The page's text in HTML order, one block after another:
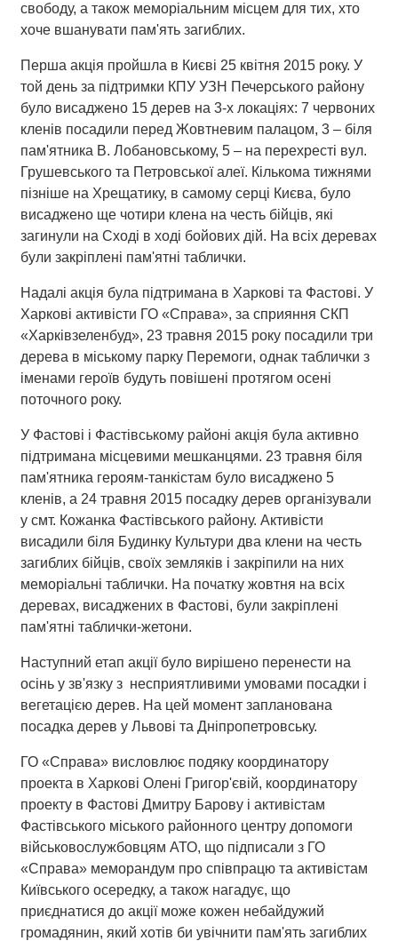
свободу, а також меморіальним місцем для тих, хто
хоче вшанувати пам'ять загиблих.
Перша акція пройшла в Києві 25 квітня 2015 року. У
той день за підтримки КПУ УЗН Печерського району
було висаджено 15 дерев на 3-х локаціях: 7 червоних
кленів посадили перед Жовтневим палацом, 3 – біля
пам'ятника В. Лобановському, 5 – на перехресті вул.
Грушевського та Петровської алеї. Кількома тижнями
пізніше на Хрещатику, в самому серці Києва, було
висаджено ще чотири клена на честь бійців, які
загинули на Сході в ході бойових дій. На всіх деревах
були закріплені пам'ятні таблички.
Надалі акція була підтримана в Харкові та Фастові. У
Харкові активісти ГО «Справа», за сприяння СКП
«Харківзеленбуд», 23 травня 2015 року посадили три
дерева в міському парку Перемоги, однак таблички з
іменами героїв будуть повішені протягом осені
поточного року.
У Фастові і Фастівському районі акція була активно
підтримана місцевими мешканцями. 23 травня біля
пам'ятника героям-танкістам було висаджено 5
кленів, а 24 травня 2015 посадку дерев організували
у смт. Кожанка Фастівського району. Активісти
висадили біля Будинку Культури два клени на честь
загиблих бійців, своїх земляків і закріпили на них
меморіальні таблички. На початку жовтня на всіх
деревах, висаджених в Фастові, були закріплені
пам'ятні таблички-жетони.
Наступний етап акції було вирішено перенести на
осінь у зв'язку з несприятливими умовами посадки і
вегетацією дерев. На цей момент запланована
посадка дерев у Львові та Дніпропетровську.
ГО «Справа» висловлює подяку координатору
проекта в Харкові Олені Григор'євій, координатору
проекту в Фастові Дмитру Барову і активістам
Фастівського міського районного центру допомоги
військовослужбовцям АТО, що підписали з ГО
«Справа» меморандум про співпрацю та активістам
Київського осередку, а також нагадує, що
приєднатися до акції може кожен небайдужий
громадянин, який хотів би увічнити пам'ять загиблих